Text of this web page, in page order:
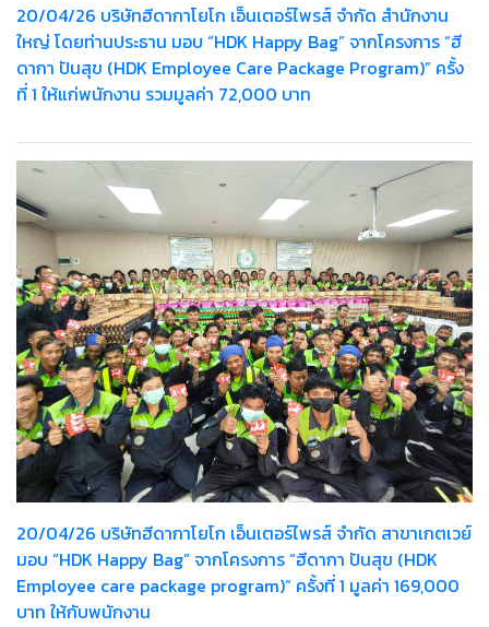
20/04/26 บริษัทฮีดากาโยโก เอ็นเตอร์ไพรส์ จำกัด สำนักงาน
ใหญ่ โดยท่านประธาน มอบ “HDK Happy Bag” จากโครงการ “ฮี
ดากา ปันสุข (HDK Employee Care Package Program)” ครั้ง
ที่ 1 ให้แก่พนักงาน รวมมูลค่า 72,000 บาท
20/04/26 บริษัทฮีดากาโยโก เอ็นเตอร์ไพรส์ จำกัด สาขาเกตเวย์
มอบ “HDK Happy Bag” จากโครงการ “ฮีดากา ปันสุข (HDK
Employee care package program)” ครั้งที่ 1 มูลค่า 169,000
บาท ให้กับพนักงาน